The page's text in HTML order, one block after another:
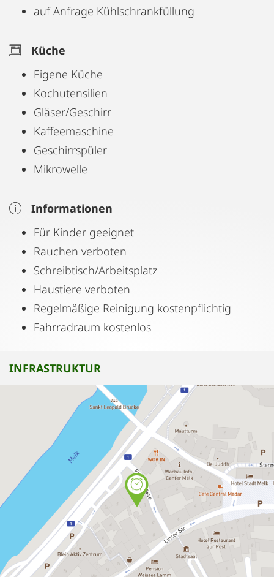
entfernt) und wöchentliche Reinigung sind
inkludiert.
Einziehen, wohlfühlen, bleiben – im
Schiffmeisterapartment Melk.
auf Anfrage Kühlschrankfüllung
Küche
Eigene Küche
Kochutensilien
Gläser/Geschirr
Kaffeemaschine
Geschirrspüler
Mikrowelle
Informationen
Für Kinder geeignet
Rauchen verboten
Schreibtisch/Arbeitsplatz
Haustiere verboten
Regelmäßige Reinigung kostenpflichtig
Fahrradraum kostenlos
INFRASTRUKTUR